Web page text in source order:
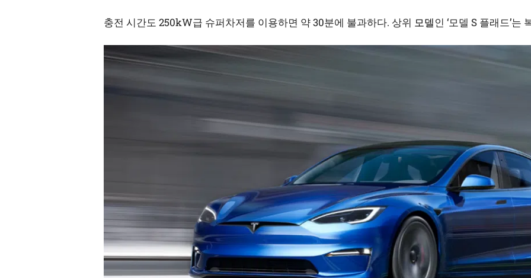
충전 시간도 250kW급 슈퍼차저를 이용하면 약 30분에 불과하다. 상위 모델인 ‘모델 S 플래드’